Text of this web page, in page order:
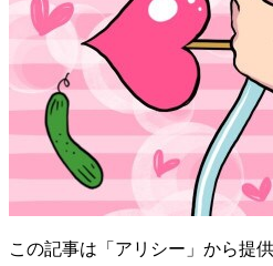
この記事は「アリシー」から提